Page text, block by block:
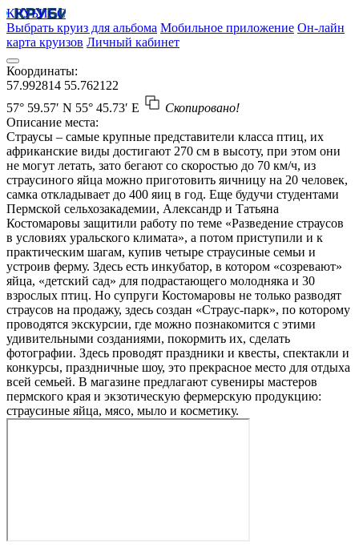
КРУБИСС
Выбрать круиз для альбома Мобильное приложение Он-лайн
карта круизов Личный кабинет
Координаты:
57.992814 55.762122
57° 59.57′ N 55° 45.73′ E
Скопировано!
Описание места:
Страусы – самые крупные представители класса птиц, их
африканские виды достигают 270 см в высоту, при этом они
не могут летать, зато бегают со скоростью до 70 км/ч, из
страусиного яйца можно приготовить яичницу на 20 человек,
самка откладывает до 400 яиц в год. Еще будучи студентами
Пермской сельхозакадемии, Александр и Татьяна
Костомаровы защитили работу по теме «Разведение страусов
в условиях уральского климата», а потом приступили и к
практическим шагам, купив четыре страусиные семьи и
устроив ферму. Здесь есть инкубатор, в котором «созревают»
яйца, «детский сад» для подрастающего молодняка и 30
взрослых птиц. Но супруги Костомаровы не только разводят
страусов на продажу, здесь создан «Страус-парк», по которому
проводятся экскурсии, где можно познакомится с этими
удивительными созданиями, покормить их, сделать
фотографии. Здесь проводят праздники и квесты, спектакли и
конкурсы, праздничные шоу, это прекрасное место для отдыха
всей семьей. В магазине предлагают сувениры мастеров
пермского края и экзотическую фермерскую продукцию:
страусиные яйца, мясо, мыло и косметику.